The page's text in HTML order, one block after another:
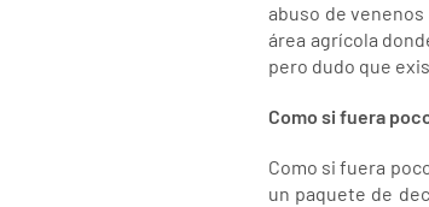
abuso de
área agrícola
pero dudo que
Como si fuera
Como si fuera
un paquete de